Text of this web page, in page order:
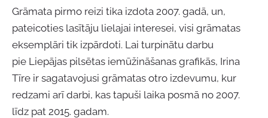
Grāmata pirmo reizi tika izdota 2007. gadā, un,
pateicoties lasītāju lielajai interesei, visi grāmatas
eksemplāri tik izpārdoti. Lai turpinātu darbu
pie Liepājas pilsētas iemūžināšanas grafikās, Irina
Tīre ir sagatavojusi grāmatas otro izdevumu, kur
redzami arī darbi, kas tapuši laika posmā no 2007.
līdz pat 2015. gadam.